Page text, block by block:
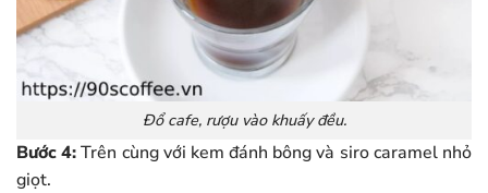
Đổ cafe, rượu vào khuấy đều.
Bước 4:Trên cùng với kem đánh bông và siro caramel nhỏ
giọt.